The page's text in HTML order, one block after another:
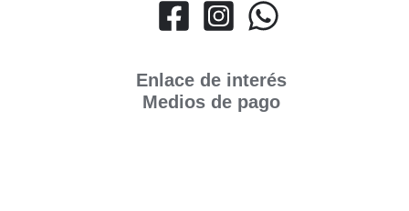
Enlace de interés
Medios de pago